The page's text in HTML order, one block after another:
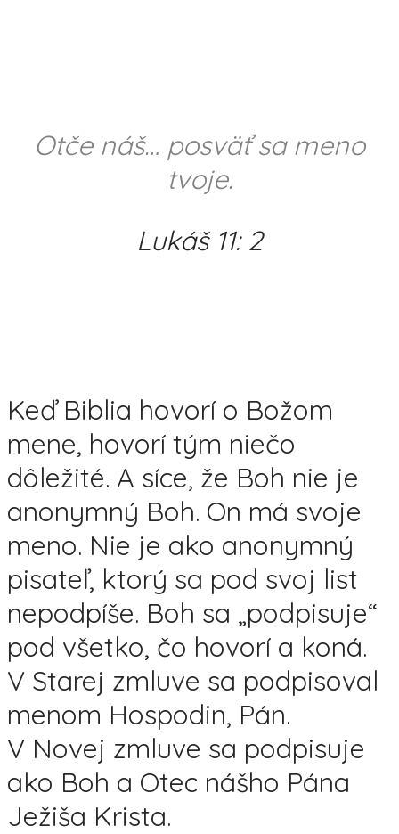
Otče náš… posväť sa meno
tvoje.
Lukáš 11: 2
Keď Biblia hovorí o Božom
mene, hovorí tým niečo
dôležité. A síce, že Boh nie je
anonymný Boh. On má svoje
meno. Nie je ako anonymný
pisateľ, ktorý sa pod svoj list
nepodpíše. Boh sa „podpisuje“
pod všetko, čo hovorí a koná.
V Starej zmluve sa podpisoval
menom Hospodin, Pán.
V Novej zmluve sa podpisuje
ako Boh a Otec nášho Pána
Ježiša Krista.